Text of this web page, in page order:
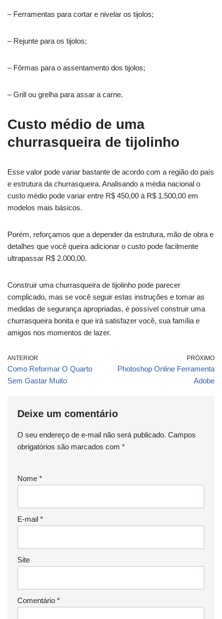
– Ferramentas para cortar e nivelar os tijolos;
– Rejunte para os tijolos;
– Fôrmas para o assentamento dos tijolos;
– Grill ou grelha para assar a carne.
Custo médio de uma
churrasqueira de tijolinho
Esse valor pode variar bastante de acordo com a região do país
e estrutura da churrasqueira. Analisando a média nacional o
custo médio pode variar entre R$ 450,00 à R$ 1.500,00 em
modelos mais básicos.
Porém, reforçamos que a depender da estrutura, mão de obra e
detalhes que você queira adicionar o custo pode facilmente
ultrapassar R$ 2.000,00.
Construir uma churrasqueira de tijolinho pode parecer
complicado, mas se você seguir estas instruções e tomar as
medidas de segurança apropriadas, é possível construir uma
churrasqueira bonita e que irá satisfazer você, sua família e
amigos nos momentos de lazer.
ANTERIOR
Como Reformar O Quarto
Sem Gastar Muito
PRÓXIMO
Photoshop Online Ferramenta
Adobe
Deixe um comentário
O seu endereço de e-mail não será publicado. Campos
obrigatórios são marcados com *
Nome *
E-mail *
Site
Comentário *